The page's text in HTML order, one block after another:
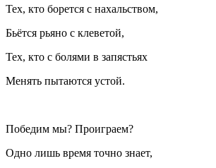
Тех, кто борется с нахальством,
Бьётся рьяно с клеветой,
Тех, кто с болями в запястьях
Менять пытаются устой.
Победим мы? Проиграем?
Одно лишь время точно знает,